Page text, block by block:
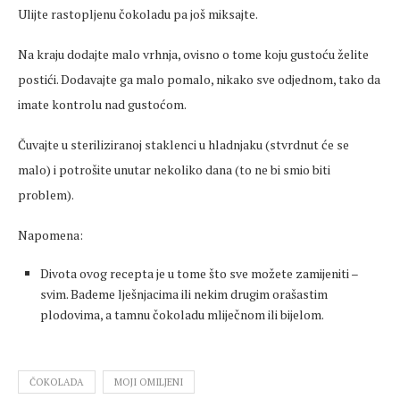
Ulijte rastopljenu čokoladu pa još miksajte.
Na kraju dodajte malo vrhnja, ovisno o tome koju gustoću želite
postići. Dodavajte ga malo pomalo, nikako sve odjednom, tako da
imate kontrolu nad gustoćom.
Čuvajte u steriliziranoj staklenci u hladnjaku (stvrdnut će se
malo) i potrošite unutar nekoliko dana (to ne bi smio biti
problem).
Napomena:
Divota ovog recepta je u tome što sve možete zamijeniti –
svim. Bademe lješnjacima ili nekim drugim orašastim
plodovima, a tamnu čokoladu mliječnom ili bijelom.
ČOKOLADA MOJI OMILJENI